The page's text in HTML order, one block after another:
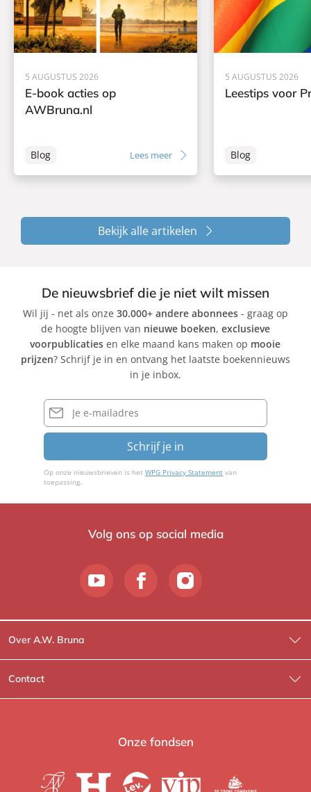
5 AUGUSTUS 2026
E-book acties op
AWBruna.nl
Blog Lees meer
5 AUGUSTUS 2026
Leestips voor
Blog
Bekijk alle artikelen
De nieuwsbrief die je niet wilt missen
Wil jij - net als onze 30.000+ andere abonnees- graag op
de hoogte blijven van nieuwe boeken, exclusieve
voorpublicaties en elke maand kans maken op mooie
prijzen? Schrijf je in en ontvang het laatste boekennieuws
in je inbox.
E-
mailadres
Schrijf je in
Op onze nieuwsbrieven is hetWPG Privacy Statement van
toepassing.
Volg ons op social media
Over A.W. Bruna
Wat wij doen
Wie is Wie?
Contact
Contactinformatie
Onze fondsen